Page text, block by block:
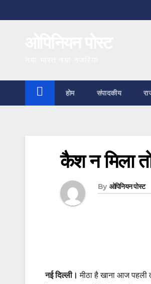
to
होम संपादकीय
कैश न मिला
By ओपिनियन पोस्ट
नई दिल्‍ली। मीठा है खाना आज पहली